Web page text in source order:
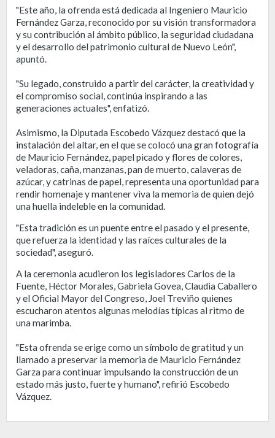
"Este año, la ofrenda está dedicada al Ingeniero Mauricio
Fernández Garza, reconocido por su visión transformadora
y su contribución al ámbito público, la seguridad ciudadana
y el desarrollo del patrimonio cultural de Nuevo León",
apuntó.
"Su legado, construido a partir del carácter, la creatividad y
el compromiso social, continúa inspirando a las
generaciones actuales", enfatizó.
Asimismo, la Diputada Escobedo Vázquez destacó que la
instalación del altar, en el que se colocó una gran fotografía
de Mauricio Fernández, papel picado y flores de colores,
veladoras, caña, manzanas, pan de muerto, calaveras de
azúcar, y catrinas de papel, representa una oportunidad para
rendir homenaje y mantener viva la memoria de quien dejó
una huella indeleble en la comunidad.
"Esta tradición es un puente entre el pasado y el presente,
que refuerza la identidad y las raíces culturales de la
sociedad", aseguró.
A la ceremonia acudieron los legisladores Carlos de la
Fuente, Héctor Morales, Gabriela Govea, Claudia Caballero
y el Oficial Mayor del Congreso, Joel Treviño quienes
escucharon atentos algunas melodías típicas al ritmo de
una marimba.
"Esta ofrenda se erige como un símbolo de gratitud y un
llamado a preservar la memoria de Mauricio Fernández
Garza para continuar impulsando la construcción de un
estado más justo, fuerte y humano", refirió Escobedo
Vázquez.